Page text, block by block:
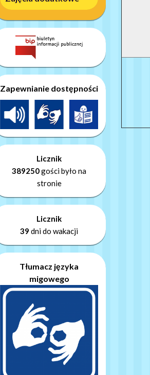
Zapewnianie dostępności
Licznik
389250gości było na
stronie
Licznik
39 dni do wakacji
Tłumacz języka
migowego